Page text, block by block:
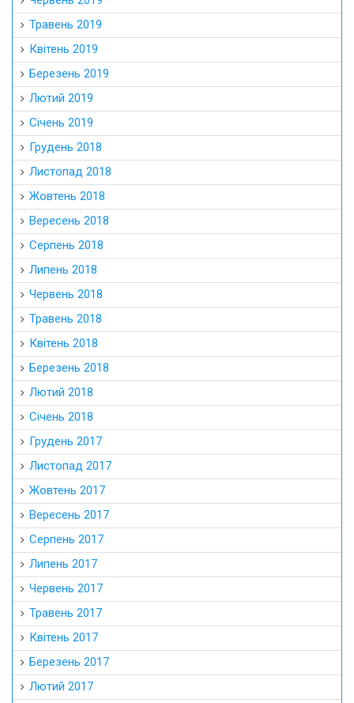
Травень 2019
Квітень 2019
Березень 2019
Лютий 2019
Січень 2019
Грудень 2018
Листопад 2018
Жовтень 2018
Вересень 2018
Серпень 2018
Липень 2018
Червень 2018
Травень 2018
Квітень 2018
Березень 2018
Лютий 2018
Січень 2018
Грудень 2017
Листопад 2017
Жовтень 2017
Вересень 2017
Серпень 2017
Липень 2017
Червень 2017
Травень 2017
Квітень 2017
Березень 2017
Лютий 2017